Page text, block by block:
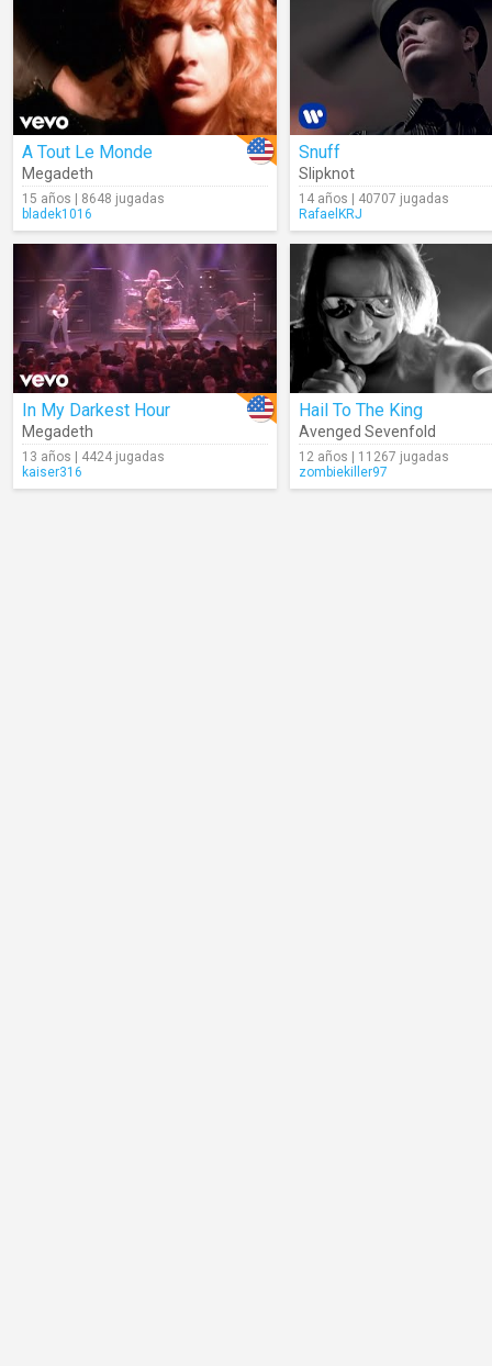
A Tout Le Monde
Megadeth
15 años | 8648 jugadas
bladek1016
Snuff
Slipknot
14 años | 40707 jugadas
RafaelKRJ
In My Darkest Hour
Megadeth
13 años | 4424 jugadas
kaiser316
Hail To The King
Avenged Sevenfold
12 años | 11267 jugadas
zombiekiller97